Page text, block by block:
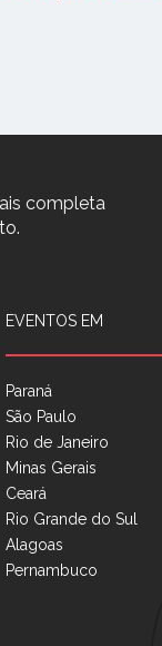
completa
EVENTOS EM
Paraná
São Paulo
Rio de Janeiro
Minas Gerais
Ceará
Rio Grande do Sul
Alagoas
Pernambuco